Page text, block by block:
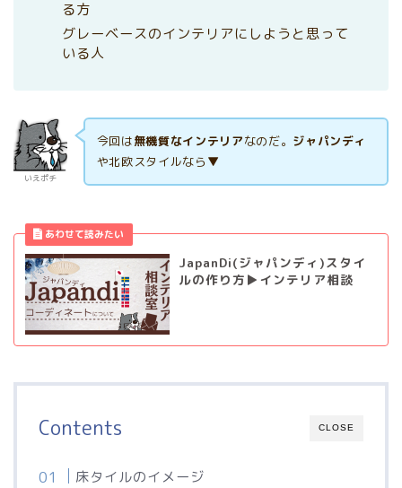
る方
グレーベースのインテリアにしようと思って
いる人
いえポチ
今回は無機質なインテリアなのだ。 ジャパンディ
や北欧スタイルなら▼
JapanDi(ジャパンディ)スタイ
ルの作り方▶インテリア相談
CLOSE
Contents
床タイルのイメージ